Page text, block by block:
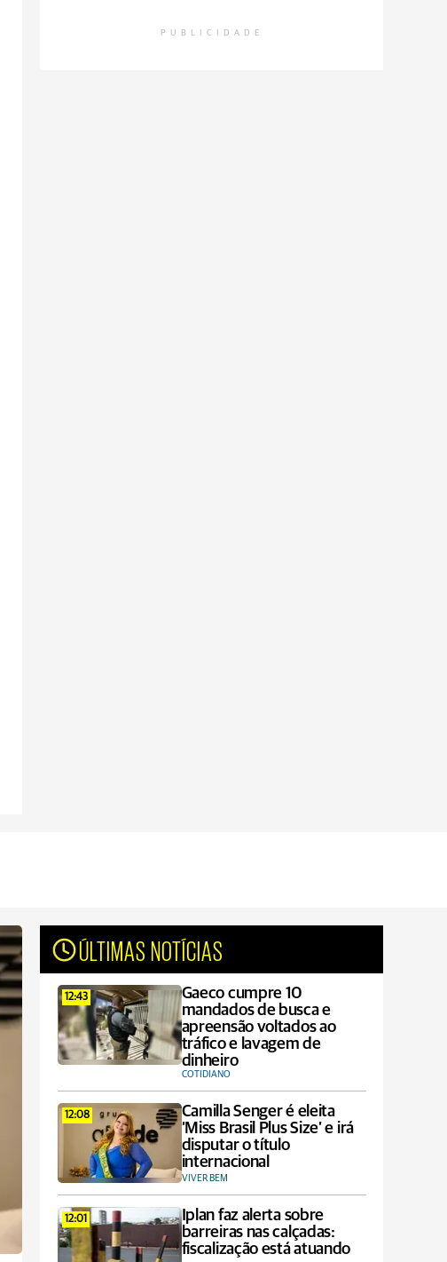
PUBLICIDADE
ÚLTIMAS NOTÍCIAS
12:43
Gaeco cumpre 10
mandados de busca e
apreensão voltados ao
tráfico e lavagem de
dinheiro
COTIDIANO
12:08
Camilla Senger é eleita
‘Miss Brasil Plus Size’ e irá
disputar o título
internacional
VIVER BEM
12:01
Iplan faz alerta sobre
barreiras nas calçadas:
fiscalização está atuando